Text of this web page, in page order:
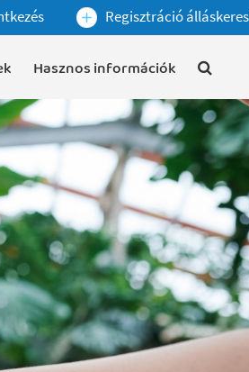
Regisztráció
Hasznos információk